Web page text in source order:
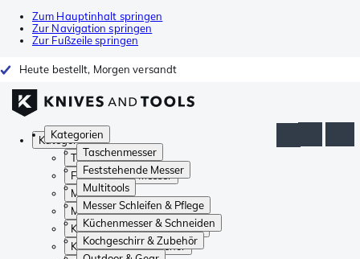
Zum Hauptinhalt springen
Zur Navigation springen
Zur Fußzeile springen
Heute bestellt, Morgen versandt
Kategorien
Taschenmesser
Feststehende Messer
Multitools
Messer Schleifen & Pflege
Küchenmesser & Schneiden
Kochgeschirr & Zubehör
Kategorien
Taschenmesser
Feststehende Messer
Multitools
Messer Schleifen & Pflege
Küchenmesser & Schneiden
Kochgeschirr & Zubehör